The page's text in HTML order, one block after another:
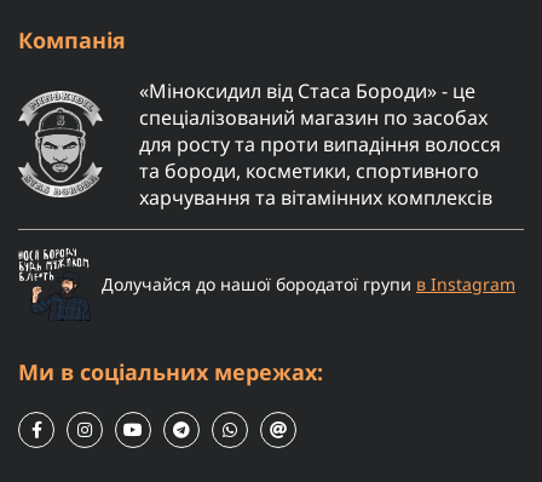
Компанія
«Міноксидил від Стаса Бороди» - це
спеціалізований магазин по засобах
для росту та проти випадіння волосся
та бороди, косметики, спортивного
харчування та вітамінних комплексів
Долучайся до нашої бородатої групи в Instagram
Ми в соціальних мережах: